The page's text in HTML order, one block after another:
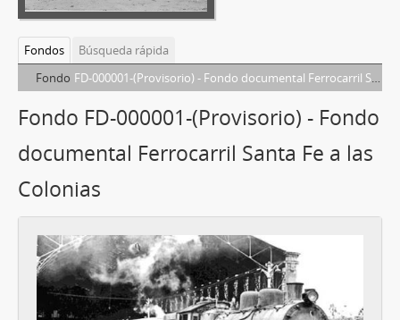
Fondos
Búsqueda rápida
Fondo FD-000001-(Provisorio) - Fondo documental Ferrocarril Santa Fe a las Colonias
Fondo FD-000001-(Provisorio) - Fondo
documental Ferrocarril Santa Fe a las
Colonias